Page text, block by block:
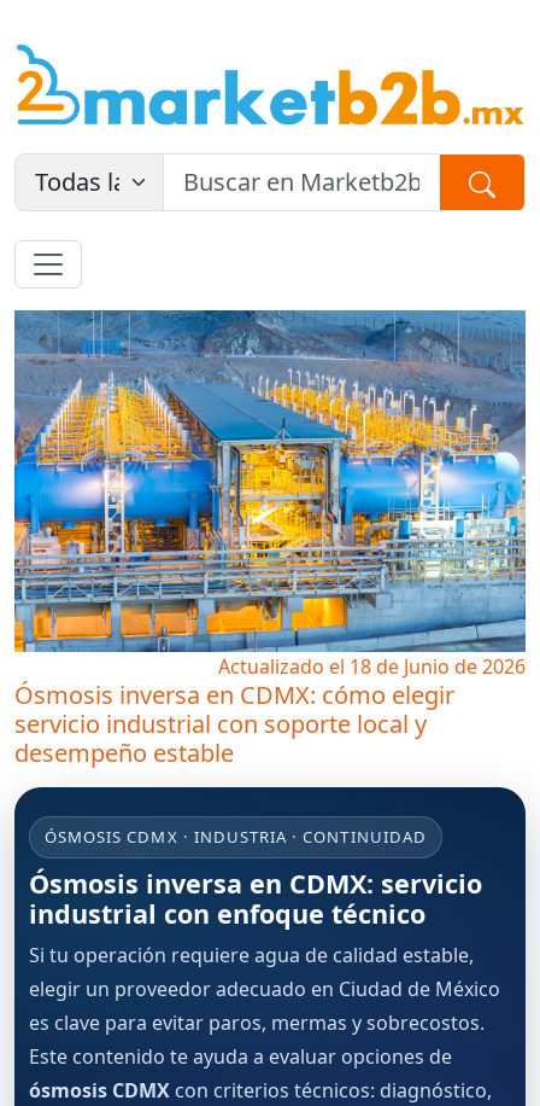
Actualizado el 18 de Junio de 2026
Ósmosis inversa en CDMX: cómo elegir
servicio industrial con soporte local y
desempeño estable
ÓSMOSIS CDMX · INDUSTRIA · CONTINUIDAD
Ósmosis inversa en CDMX: servicio
industrial con enfoque técnico
Si tu operación requiere agua de calidad estable,
elegir un proveedor adecuado en Ciudad de México
es clave para evitar paros, mermas y sobrecostos.
Este contenido te ayuda a evaluar opciones de
ósmosis CDMX con criterios técnicos: diagnóstico,